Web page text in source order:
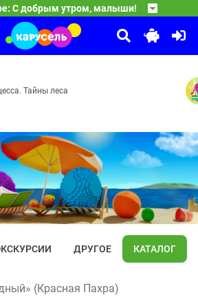
С добрым утром, малыши!
программы «Спокойной ночи,
Экопатруль
нашествие — Марсианское
Тайны леса
ДРУГОЕ КАТАЛОГ
(Красная Пахра)